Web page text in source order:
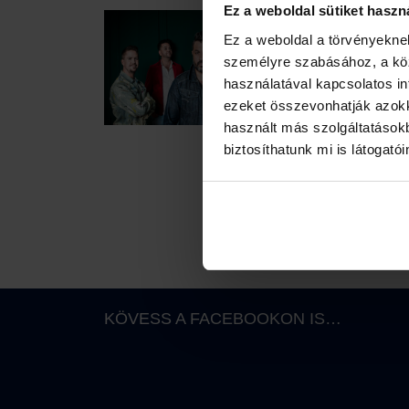
Ez a weboldal sütiket
Ez a weboldal a
személyre szabásához, a
használatával kapcsolatos
ezeket összevonhatják
használt más
biztosíthatunk mi is
Magna
együttes
Judit…
KÖVESS A FACEBOOKON IS…